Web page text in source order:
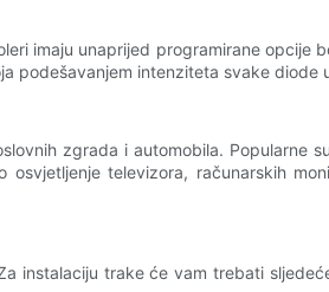
imaju unaprijed programirane opcije
podešavanjem intenziteta svake diode
zgrada i automobila. Popularne
televizora, računarskih
instalaciju trake će vam trebati